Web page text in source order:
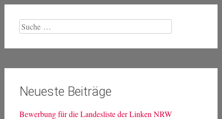
Suche
nach:
Neueste Beiträge
Bewerbung für die Landesliste der Linken NRW